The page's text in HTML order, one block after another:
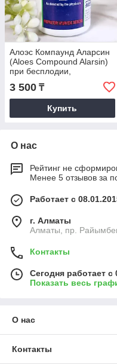
Алоэс Компаунд Аларсин
(Aloes Compound Alarsin)
при бесплодии,
нарушении
менструального цикла,
100таб
3 500 ₸
Купить
О нас
Рейтинг не
Менее 5 отзывов за
Работает с
г. Алматы
Алматы, пр.
Контакты
Сегодня работает с
Показать весь
О нас
Контакты